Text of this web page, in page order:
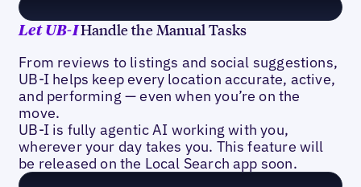
Let UB-IHandle the Manual Tasks
From reviews to listings and social suggestions,
UB-I helps keep every location accurate, active,
and performing — even when you’re on the
move.
UB-I is fully agentic AI working with you,
wherever your day takes you. This feature will
be released on the Local Search app soon.